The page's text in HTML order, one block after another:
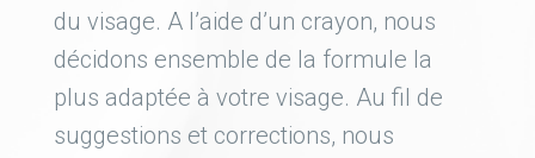
du visage. A l’aide d’un crayon, nous
décidons ensemble de la formule la
plus adaptée à votre visage. Au fil de
suggestions et corrections, nous